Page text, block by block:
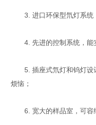
3. 进口环保型氘灯系统
4. 先进的控制系统，能
5. 插座式氘灯和钨灯设
烦恼；
6. 宽大的样品室，可容